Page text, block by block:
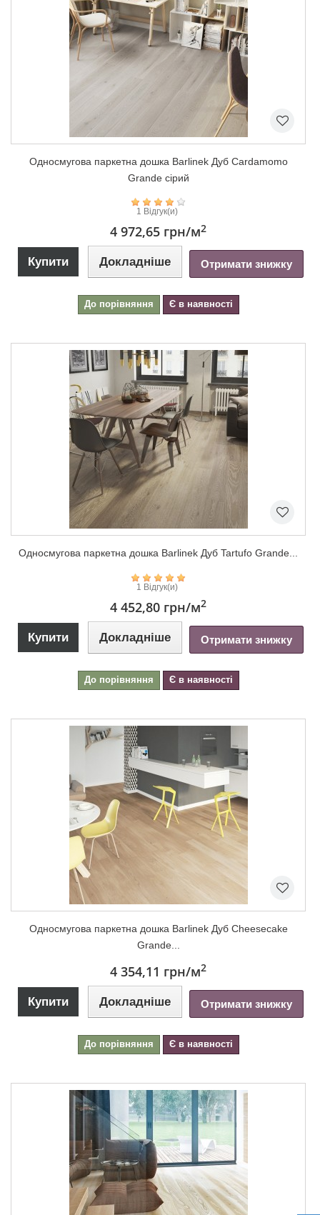
Односмугова паркетна дошка Barlinek Дуб Cardamomo
Grande сірий
1 Відгук(и)
4 972,65 грн/м2
Купити Докладніше Отримати знижку
До порівняння Є в наявності
Односмугова паркетна дошка Barlinek Дуб Tartufo Grande...
1 Відгук(и)
4 452,80 грн/м2
Купити Докладніше Отримати знижку
До порівняння Є в наявності
Односмугова паркетна дошка Barlinek Дуб Cheesecake
Grande...
4 354,11 грн/м2
Купити Докладніше Отримати знижку
До порівняння Є в наявності